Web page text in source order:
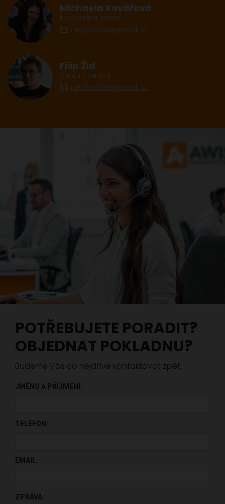
Michaela Kovářová
Koordinátor servisu
info@pokladnyprolidi.cz
Filip Žid
Vedoucí servisu
info@pokladnyprolidi.cz
POTŘEBUJETE PORADIT?
OBJEDNAT POKLADNU?
Budeme Vás co nejdříve kontaktovat zpět.
JMÉNO A PŘÍJMENÍ:
TELEFON:
EMAIL:
ZPRÁVA: